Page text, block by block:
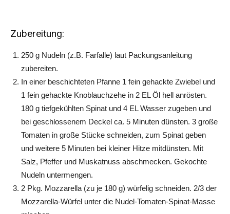
Zubereitung:
250 g Nudeln (z.B. Farfalle) laut Packungsanleitung
zubereiten.
In einer beschichteten Pfanne 1 fein gehackte Zwiebel und
1 fein gehackte Knoblauchzehe in 2 EL Öl hell anrösten.
180 g tiefgekühlten Spinat und 4 EL Wasser zugeben und
bei geschlossenem Deckel ca. 5 Minuten dünsten. 3 große
Tomaten in große Stücke schneiden, zum Spinat geben
und weitere 5 Minuten bei kleiner Hitze mitdünsten. Mit
Salz, Pfeffer und Muskatnuss abschmecken. Gekochte
Nudeln untermengen.
2 Pkg. Mozzarella (zu je 180 g) würfelig schneiden. 2/3 der
Mozzarella-Würfel unter die Nudel-Tomaten-Spinat-Masse